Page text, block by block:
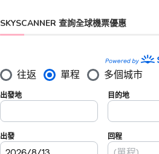
SKYSCANNER 查詢全球機票優惠